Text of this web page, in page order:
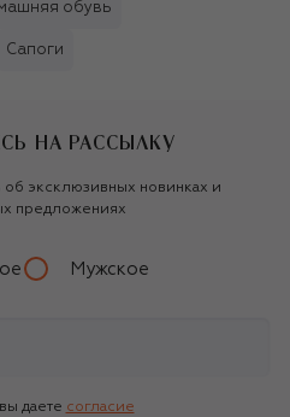
обувь
Сапоги
НА РАССЫЛКУ
об эксклюзивных новинках и
предложениях
Мужское
даете согласие